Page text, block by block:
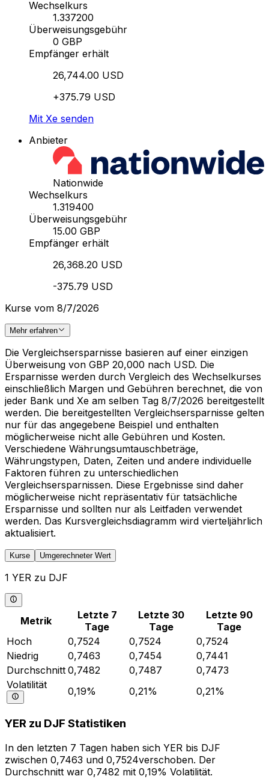
Wechselkurs
1.337200
Überweisungsgebühr
0 GBP
Empfänger erhält
26,744.00 USD
+375.79 USD
Mit Xe senden
Anbieter
Nationwide
Wechselkurs
1.319400
Überweisungsgebühr
15.00 GBP
Empfänger erhält
26,368.20 USD
-375.79 USD
Kurse vom 8/7/2026
Mehr erfahren
Die Vergleichsersparnisse basieren auf einer einzigen
Überweisung von GBP 20,000 nach USD. Die
Ersparnisse werden durch Vergleich des Wechselkurses
einschließlich Margen und Gebühren berechnet, die von
jeder Bank und Xe am selben Tag 8/7/2026 bereitgestellt
werden. Die bereitgestellten Vergleichsersparnisse gelten
nur für das angegebene Beispiel und enthalten
möglicherweise nicht alle Gebühren und Kosten.
Verschiedene Währungsumtauschbeträge,
Währungstypen, Daten, Zeiten und andere individuelle
Faktoren führen zu unterschiedlichen
Vergleichsersparnissen. Diese Ergebnisse sind daher
möglicherweise nicht repräsentativ für tatsächliche
Ersparnisse und sollten nur als Leitfaden verwendet
werden. Das Kursvergleichsdiagramm wird vierteljährlich
aktualisiert.
Kurse Umgerechneter Wert
1 YER zu DJF
Metrik
Letzte 7
Tage
Letzte 30
Tage
Letzte 90
Tage
Hoch
0,7524 0,7524
0,7524
Niedrig
0,7463 0,7454
0,7441
Durchschnitt 0,7482 0,7487
0,7473
Volatilität
0,19% 0,21% 0,21%
YER zu DJF Statistiken
In den letzten 7 Tagen haben sich YER bis DJF
zwischen 0,7463 und 0,7524verschoben. Der
Durchschnitt war 0,7482 mit 0,19% Volatilität.